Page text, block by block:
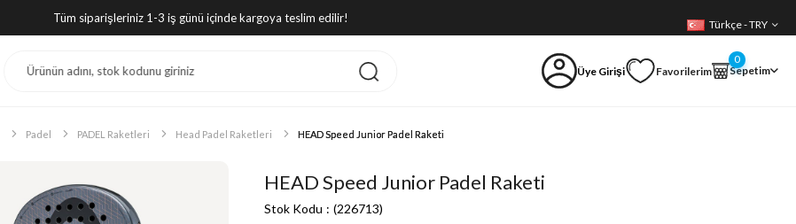
Tüm siparişleriniz 1-3 iş günü içinde kargoya teslim edilir! Türkçe - TRY
Üye Girişi Favorilerim Sepetim
0
Padel PADEL Raketleri Head Padel Raketleri HEAD Speed Junior Padel Raketi
HEAD Speed Junior Padel Raketi
Stok Kodu (226713)